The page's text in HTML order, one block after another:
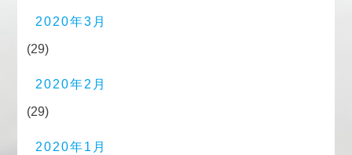
2020年3月
(29)
2020年2月
(29)
2020年1月